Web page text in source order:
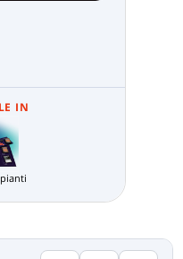
IN